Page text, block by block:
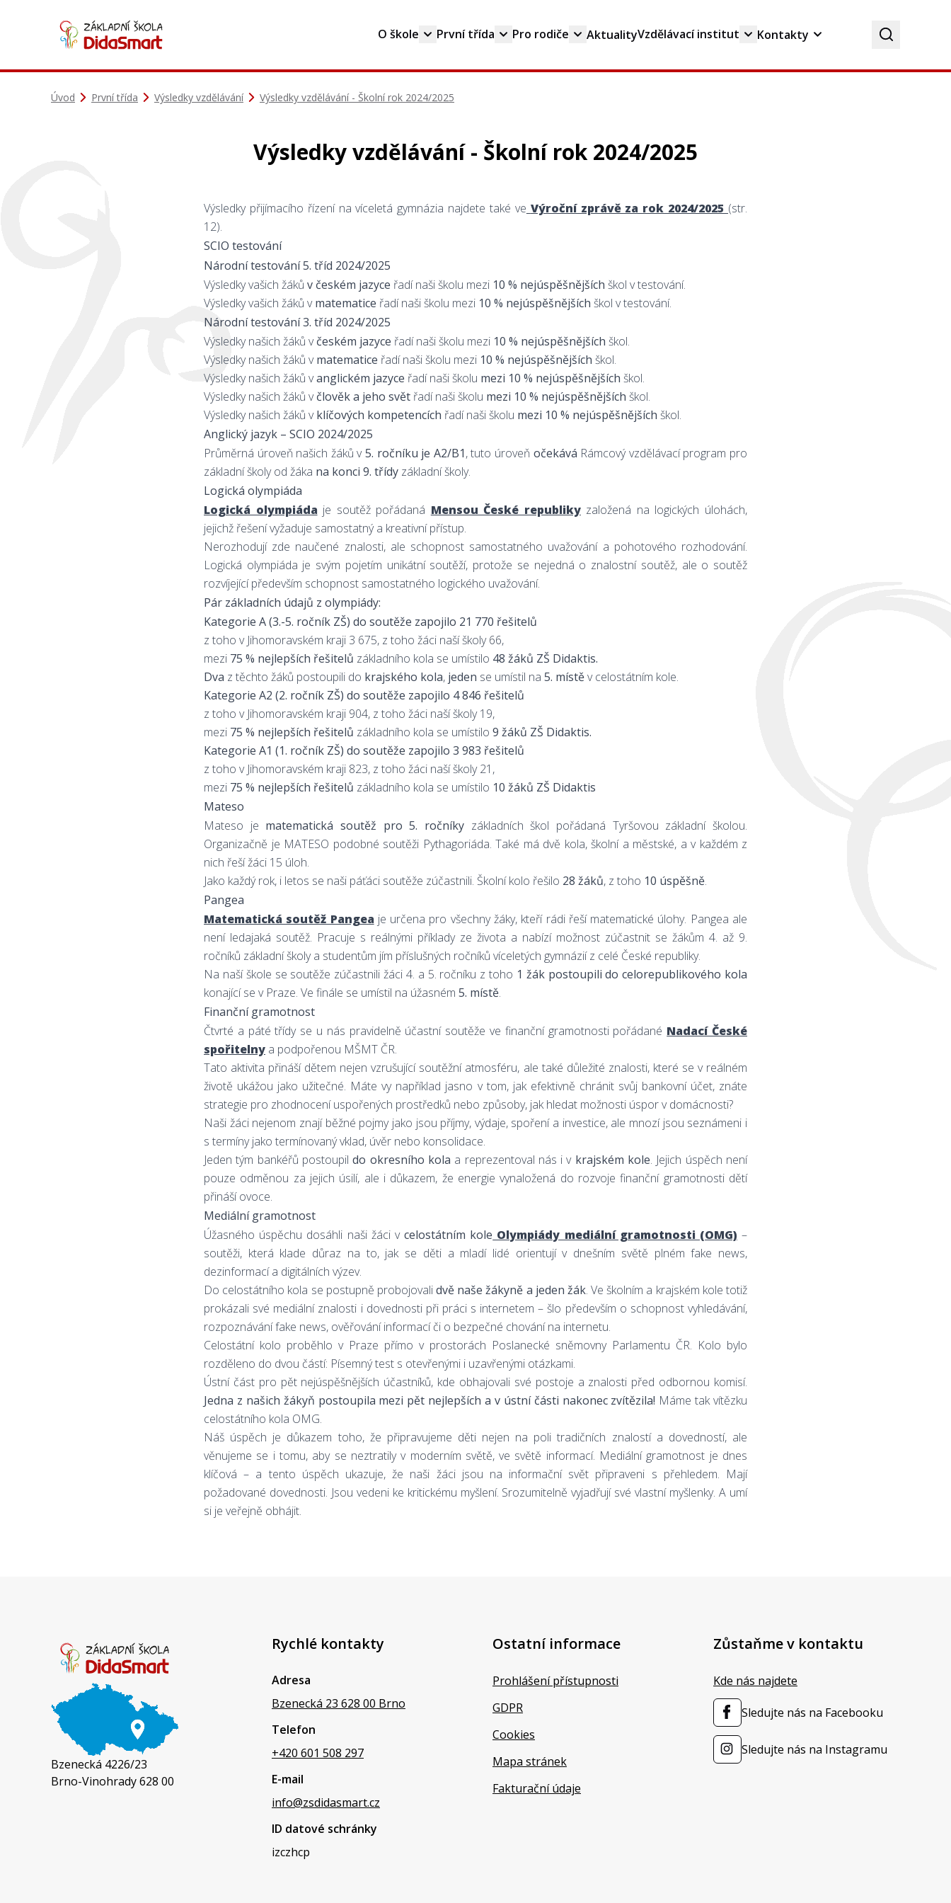
O škole První třída Pro rodiče AktualityVzdělávací institut Kontakty
Úvod První třída Výsledky vzdělávání Výsledky vzdělávání - Školní rok 2024/2025
Výsledky vzdělávání - Školní rok 2024/2025
Výsledky přijímacího řízení na víceletá gymnázia najdete také ve Výroční zprávě za rok 2024/2025 (str.
12).
SCIO testování
Národní testování 5. tříd 2024/2025
Výsledky vašich žáků v českém jazyce řadí naši školu mezi 10 % nejúspěšnějších škol v testování.
Výsledky vašich žáků vmatematice řadí naši školu mezi 10 % nejúspěšnějších škol v testování.
Národní testování 3. tříd 2024/2025
Výsledky našich žáků včeském jazyce řadí naši školu mezi 10 % nejúspěšnějších škol.
Výsledky našich žáků vmatematice řadí naši školu mezi 10 % nejúspěšnějších škol.
Výsledky našich žáků vanglickém jazyce řadí naši školu mezi 10 % nejúspěšnějších škol.
Výsledky našich žáků včlověk a jeho svět řadí naši školu mezi 10 % nejúspěšnějších škol.
Výsledky našich žáků vklíčových kompetencích řadí naši školu mezi 10 % nejúspěšnějších škol.
Anglický jazyk – SCIO 2024/2025
Průměrná úroveň našich žáků v5. ročníku je A2/B1, tuto úroveň očekává Rámcový vzdělávací program pro
základní školy od žáka na konci 9. třídy základní školy.
Logická olympiáda
Logická olympiáda je soutěž pořádaná Mensou České republikyzaložená na logických úlohách,
jejichž řešení vyžaduje samostatný a kreativní přístup.
Nerozhodují zde naučené znalosti, ale schopnost samostatného uvažování a pohotového rozhodování.
Logická olympiáda je svým pojetím unikátní soutěží, protože se nejedná o znalostní soutěž, ale o soutěž
rozvíjející především schopnost samostatného logického uvažování.
Pár základních údajů z olympiády:
Kategorie A (3.-5. ročník ZŠ) do soutěže zapojilo 21 770 řešitelů
z toho v Jihomoravském kraji 3 675, z toho žáci naší školy 66,
mezi 75 % nejlepších řešitelů základního kola se umístilo 48 žáků ZŠ Didaktis.
Dva z těchto žáků postoupili do krajského kola, jeden se umístil na 5. místěv celostátním kole.
Kategorie A2 (2. ročník ZŠ) do soutěže zapojilo 4 846 řešitelů
z toho v Jihomoravském kraji 904, z toho žáci naší školy 19,
mezi 75 % nejlepších řešitelů základního kola se umístilo 9 žáků ZŠ Didaktis.
Kategorie A1 (1. ročník ZŠ) do soutěže zapojilo 3 983 řešitelů
z toho v Jihomoravském kraji 823, z toho žáci naší školy 21,
mezi 75 % nejlepších řešitelů základního kola se umístilo 10 žáků ZŠ Didaktis
Mateso
Mateso je matematická soutěž pro 5. ročníky základních škol pořádaná Tyršovou základní školou.
Organizačně je MATESO podobné soutěži Pythagoriáda. Také má dvě kola, školní a městské, a v každém z
nich řeší žáci 15 úloh.
Jako každý rok, i letos se naši páťáci soutěže zúčastnili. Školní kolo řešilo 28 žáků, z toho 10 úspěšně.
Pangea
Matematická soutěž Pangea je určena pro všechny žáky, kteří rádi řeší matematické úlohy. Pangea ale
není ledajaká soutěž. Pracuje s reálnými příklady ze života a nabízí možnost zúčastnit se žákům 4. až 9.
ročníků základní školy a studentům jím příslušných ročníků víceletých gymnázií z celé České republiky.
Na naší škole se soutěže zúčastnili žáci 4. a 5. ročníku z toho 1 žák postoupili do celorepublikového kola
konající se v Praze. Ve finále se umístil na úžasném 5. místě.
Finanční gramotnost
Čtvrté a páté třídy se u nás pravidelně účastní soutěže ve finanční gramotnosti pořádané Nadací České
spořitelny a podpořenou MŠMT ČR.
Tato aktivita přináší dětem nejen vzrušující soutěžní atmosféru, ale také důležité znalosti, které se v reálném
životě ukážou jako užitečné. Máte vy například jasno v tom, jak efektivně chránit svůj bankovní účet, znáte
strategie pro zhodnocení uspořených prostředků nebo způsoby, jak hledat možnosti úspor v domácnosti?
Naši žáci nejenom znají běžné pojmy jako jsou příjmy, výdaje, spoření a investice, ale mnozí jsou seznámeni i
s termíny jako termínovaný vklad, úvěr nebo konsolidace.
Jeden tým bankéřů postoupildo okresního kola a reprezentoval nás i v krajském kole. Jejich úspěch není
pouze odměnou za jejich úsilí, ale i důkazem, že energie vynaložená do rozvoje finanční gramotnosti dětí
přináší ovoce.
Mediální gramotnost
Úžasného úspěchu dosáhli naši žáci v celostátním kole Olympiády mediální gramotnosti (OMG) –
soutěži, která klade důraz na to, jak se děti a mladí lidé orientují v dnešním světě plném fake news,
dezinformací a digitálních výzev.
Do celostátního kola se postupně probojovalidvě naše žákyně a jeden žák. Ve školním a krajském kole totiž
prokázali své mediální znalosti i dovednosti při práci s internetem – šlo především o schopnost vyhledávání,
rozpoznávání fake news, ověřování informací či o bezpečné chování na internetu.
Celostátní kolo proběhlo v Praze přímo v prostorách Poslanecké sněmovny Parlamentu ČR. Kolo bylo
rozděleno do dvou částí: Písemný test s otevřenými i uzavřenými otázkami.
Ústní část pro pět nejúspěšnějších účastníků, kde obhajovali své postoje a znalosti před odbornou komisí.
Jedna z našich žákyň postoupila mezi pět nejlepších a v ústní části nakonec zvítězila! Máme tak vítězku
celostátního kola OMG.
Náš úspěch je důkazem toho, že připravujeme děti nejen na poli tradičních znalostí a dovedností, ale
věnujeme se i tomu, aby se neztratily v moderním světě, ve světě informací. Mediální gramotnost je dnes
klíčová – a tento úspěch ukazuje, že naši žáci jsou na informační svět připraveni s přehledem. Mají
požadované dovednosti. Jsou vedeni ke kritickému myšlení. Srozumitelně vyjadřují své vlastní myšlenky. A umí
si je veřejně obhájit.
Bzenecká 4226/23
Brno-Vinohrady 628 00
Rychlé kontakty
Adresa
Bzenecká 23 628 00 Brno
Telefon
+420 601 508 297
E-mail
info@zsdidasmart.cz
ID datové schránky
izczhcp
Ostatní informace
Prohlášení přístupnosti
GDPR
Cookies
Mapa stránek
Fakturační údaje
Zůstaňme v kontaktu
Kde nás najdete
Sledujte nás na Facebooku
Sledujte nás na Instagramu